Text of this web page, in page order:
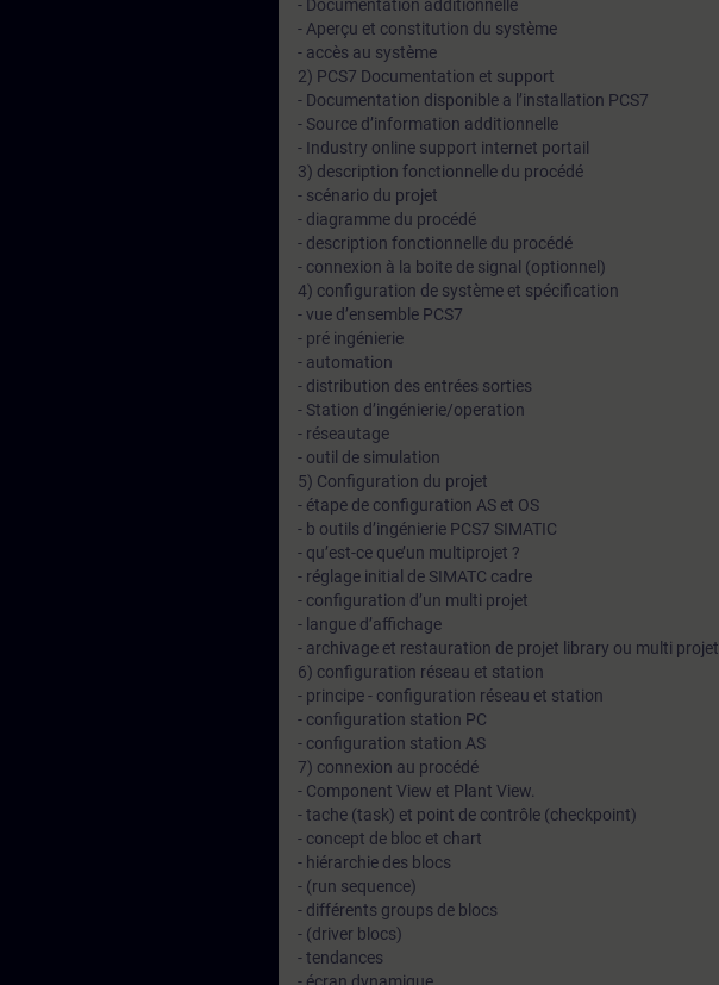
- Documentation additionnelle
- Aperçu et constitution du système
- accès au système
2) PCS7 Documentation et support
- Documentation disponible a l’installation PCS7
- Source d’information additionnelle
- Industry online support internet portail
3) description fonctionnelle du procédé
- scénario du projet
- diagramme du procédé
- description fonctionnelle du procédé
- connexion à la boite de signal (optionnel)
4) configuration de système et spécification
- vue d’ensemble PCS7
- pré ingénierie
- automation
- distribution des entrées sorties
- Station d’ingénierie/operation
- réseautage
- outil de simulation
5) Configuration du projet
- étape de configuration AS et OS
- b outils d’ingénierie PCS7 SIMATIC
- qu’est-ce que’un multiprojet ?
- réglage initial de SIMATC cadre
- configuration d’un multi projet
- langue d’affichage
- archivage et restauration de projet library ou multi projet.
6) configuration réseau et station
- principe - configuration réseau et station
- configuration station PC
- configuration station AS
7) connexion au procédé
- Component View et Plant View.
- tache (task) et point de contrôle (checkpoint)
- concept de bloc et chart
- hiérarchie des blocs
- (run sequence)
- différents groups de blocs
- (driver blocs)
- tendances